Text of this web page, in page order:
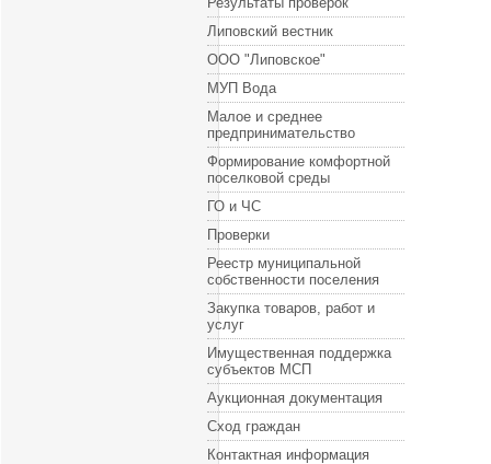
Липовский вестник
ООО "Липовское"
МУП Вода
Малое и среднее
предпринимательство
Формирование комфортной
поселковой среды
ГО и ЧС
Проверки
Реестр муниципальной
собственности поселения
Закупка товаров, работ и
услуг
Имущественная поддержка
субъектов МСП
Аукционная документация
Сход граждан
Контактная информация